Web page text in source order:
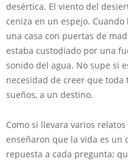
desértica. El viento del
ceniza en un espejo.
una casa con puertas de
estaba custodiado por una
sonido del agua. No supe si
necesidad de creer que toda
sueños, a un destino.
Como si llevara varios
enseñaron que la vida es un
repuesta a cada pregunta;